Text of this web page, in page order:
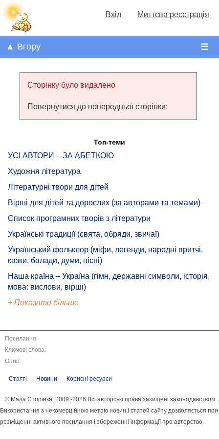
Вхід Миттєва реєстрація
☰
▲ Вгору
Сторінку було видалено
Повернутися до попередньої сторінки:
Топ-теми
УСІ АВТОРИ – ЗА АБЕТКОЮ
Художня література
Літературні твори для дітей
Вірші для дітей та дорослих (за авторами та темами)
Список програмних творів з літератури
Українські традиції (свята, обряди, звичаї)
Український фольклор (міфи, легенди, народні притчі,
казки, балади, думи, пісні)
Наша країна – Україна (гімн, державні символи, історія,
мова: вислови, вірші)
+ Показати більше
Посилання:
Ключові слова:
Опис:
Статті Новини Корисні ресурси
© Мала Сторінка, 2009 -2026 Всі авторські права захищені законодавством.
Використання з некомерційною метою новин і статей сайту дозволяється при
розміщенні активного посилання і збереженні інформації про авторство.